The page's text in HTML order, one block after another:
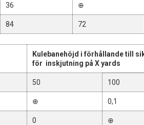
36 ⊕
84 72
Kulebanehöjd i förhållande till
för inskjutning på X yards
50 100
⊕ 0,1
0 ⊕